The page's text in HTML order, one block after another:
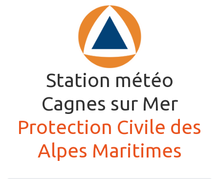
Station météo
Cagnes sur Mer
Protection Civile des
Alpes Maritimes